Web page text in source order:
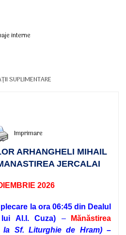
interne
SUPLIMENTARE
Imprimare
ARHANGHELI MIHAIL
JERCALAI
2026
la ora 06:45 din Dealul
Al.I. Cuza) –
Mănăstirea
la Sf. Liturghie de Hram) –